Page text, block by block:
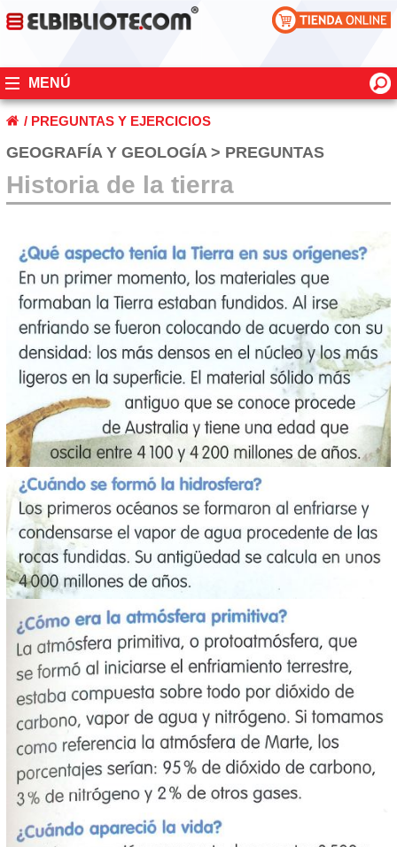
MENÚ
/ PREGUNTAS Y EJERCICIOS
GEOGRAFÍA Y GEOLOGÍA > PREGUNTAS
Historia de la tierra